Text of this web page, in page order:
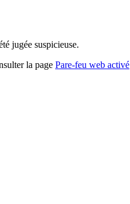
jugée suspicieuse.
la page Pare-feu web activé